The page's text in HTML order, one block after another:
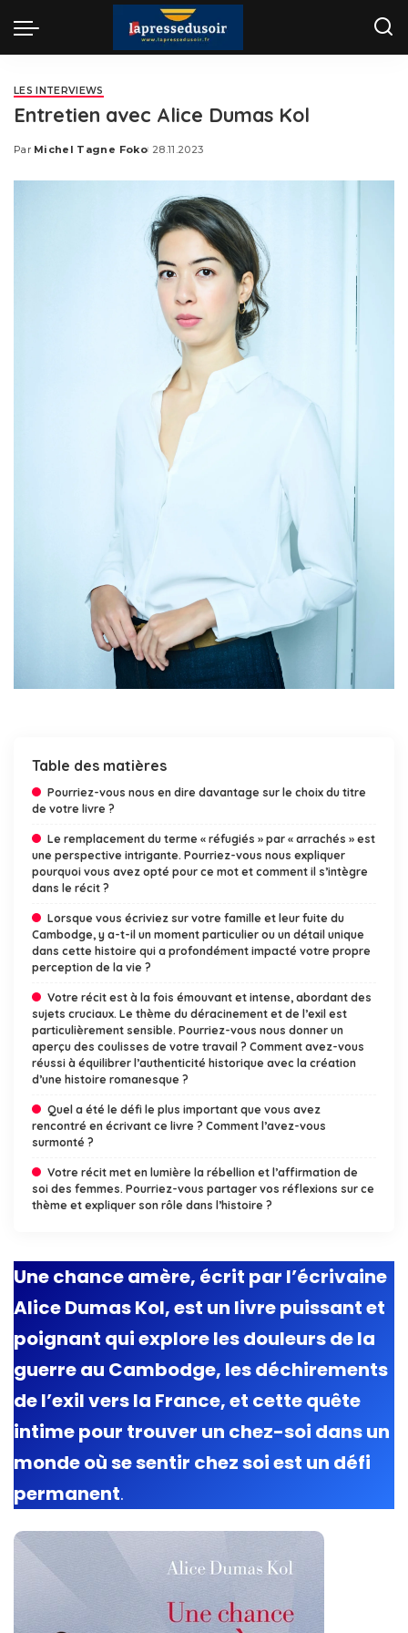
LES INTERVIEWS
Entretien avec Alice Dumas Kol
Posted
Par Michel Tagne Foko 28.11.2023
Table des matières
Pourriez-vous nous en dire davantage sur le choix du titre
de votre livre ?
Le remplacement du terme « réfugiés » par « arrachés » est
une perspective intrigante. Pourriez-vous nous expliquer
pourquoi vous avez opté pour ce mot et comment il s’intègre
dans le récit ?
Lorsque vous écriviez sur votre famille et leur fuite du
Cambodge, y a-t-il un moment particulier ou un détail unique
dans cette histoire qui a profondément impacté votre propre
perception de la vie ?
Votre récit est à la fois émouvant et intense, abordant des
sujets cruciaux. Le thème du déracinement et de l’exil est
particulièrement sensible. Pourriez-vous nous donner un
aperçu des coulisses de votre travail ? Comment avez-vous
réussi à équilibrer l’authenticité historique avec la création
d’une histoire romanesque ?
Quel a été le défi le plus important que vous avez
rencontré en écrivant ce livre ? Comment l’avez-vous
surmonté ?
Votre récit met en lumière la rébellion et l’affirmation de
soi des femmes. Pourriez-vous partager vos réflexions sur ce
thème et expliquer son rôle dans l’histoire ?
Une chance amère, écrit par l’écrivaine
Alice Dumas Kol, est un livre puissant et
poignant qui explore les douleurs de la
guerre au Cambodge, les déchirements
de l’exil vers la France, et cette quête
intime pour trouver un chez-soi dans un
monde où se sentir chez soi est un défi
permanent.